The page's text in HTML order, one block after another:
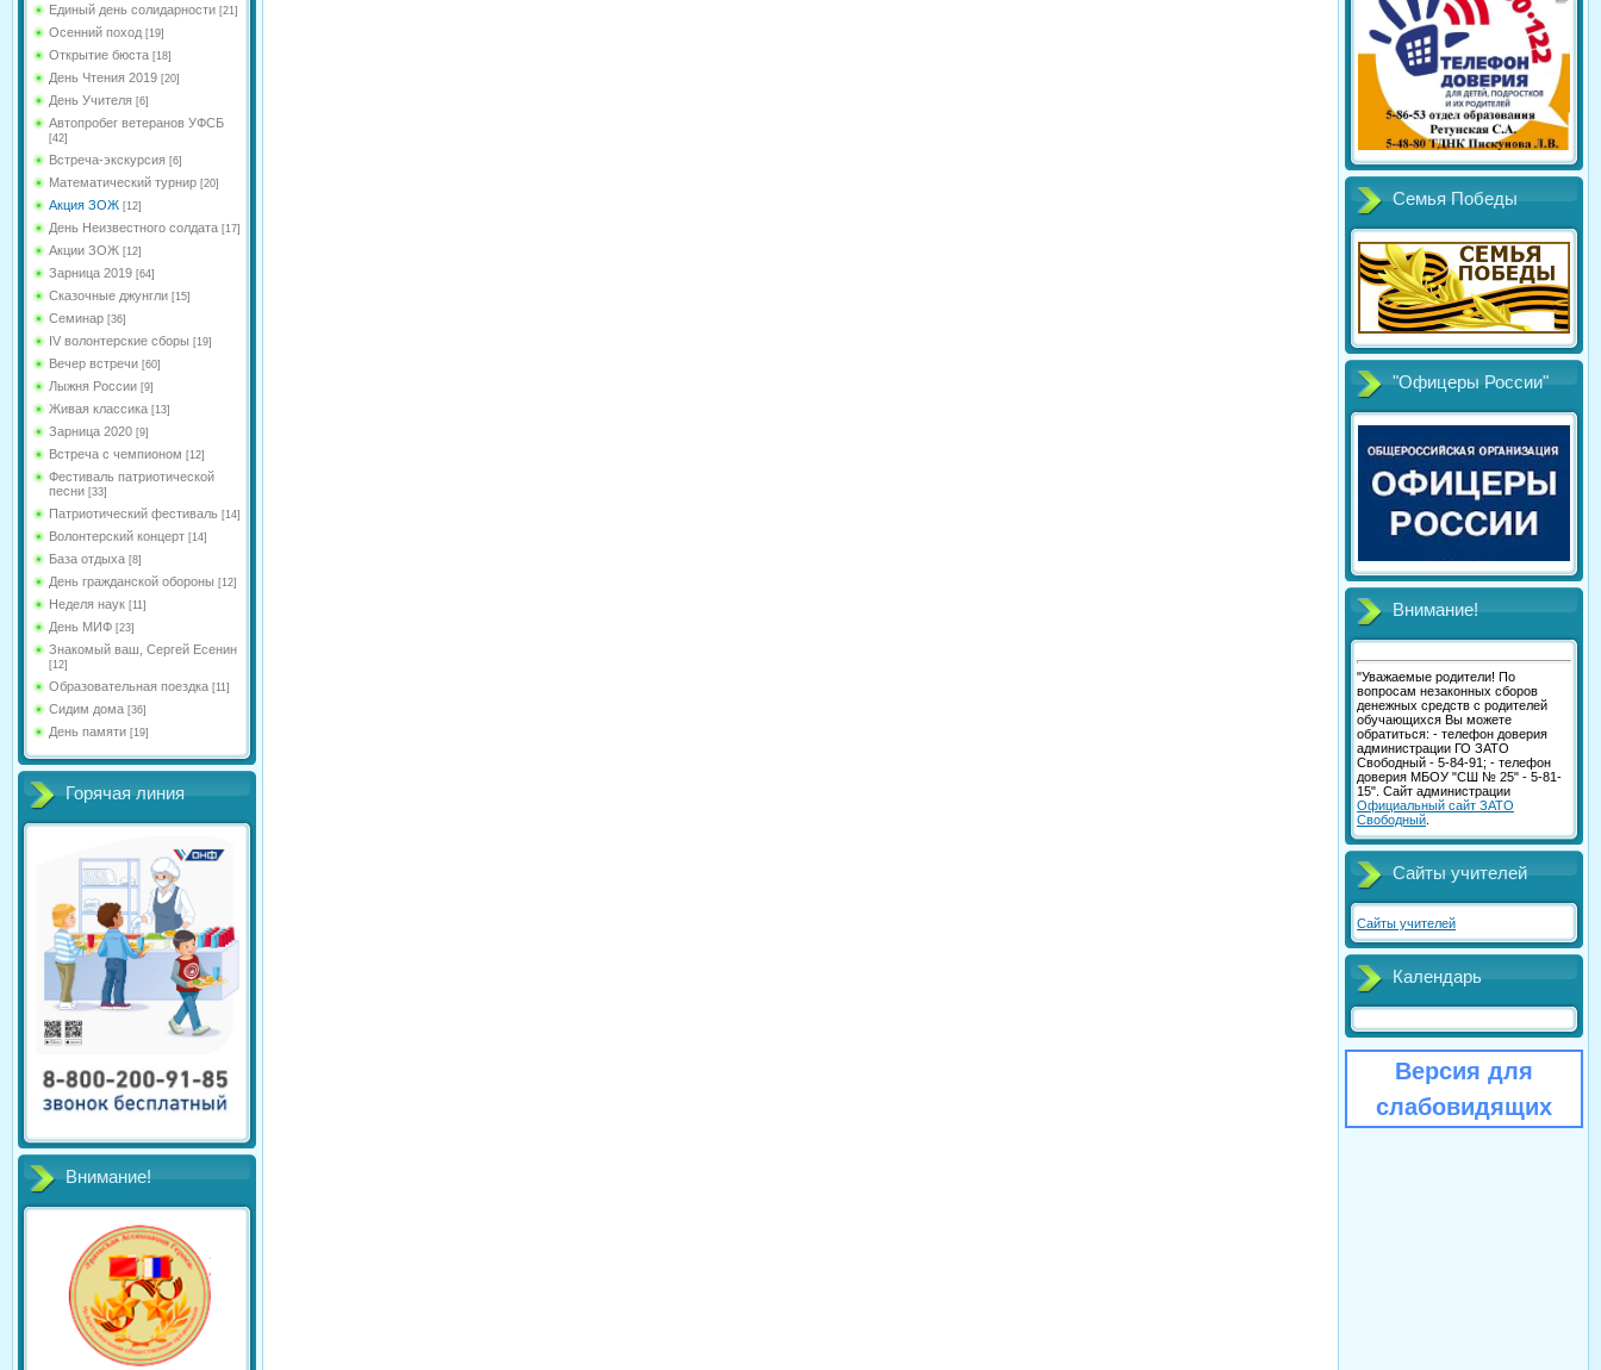
Единый день солидарности [21]
Осенний поход [19]
Открытие бюста [18]
День Чтения 2019 [20]
День Учителя [6]
Автопробег ветеранов УФСБ
[42]
Встреча-экскурсия [6]
Математический турнир [20]
Акция ЗОЖ [12]
День Неизвестного солдата [17]
Акции ЗОЖ [12]
Зарница 2019 [64]
Сказочные джунгли [15]
Семинар [36]
IV волонтерские сборы [19]
Вечер встречи [60]
Лыжня России [9]
Живая классика [13]
Зарница 2020 [9]
Встреча с чемпионом [12]
Фестиваль патриотической
песни [33]
Патриотический фестиваль [14]
Волонтерский концерт [14]
База отдыха [8]
День гражданской обороны [12]
Неделя наук [11]
День МИФ [23]
Знакомый ваш, Сергей Есенин
[12]
Образовательная поездка [11]
Сидим дома [36]
День памяти [19]
Горячая линия
Внимание!
Семья Победы
"Офицеры России"
Внимание!
"Уважаемые родители! По
вопросам незаконных сборов
денежных средств с родителей
обучающихся Вы можете
обратиться: - телефон доверия
администрации ГО ЗАТО
Свободный - 5-84-91; - телефон
доверия МБОУ "СШ № 25" - 5-81-
15". Сайт администрации
Официальный сайт ЗАТО
Свободный
Сайты учителей
Сайты учителей
Календарь
Версия для
слабовидящих